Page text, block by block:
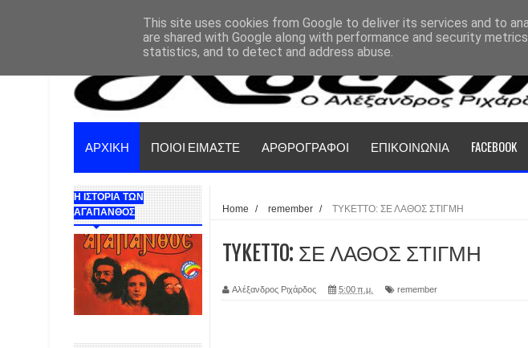
ΑΡΧΙΚΗ ΠΟΙΟΙ ΕΙΜΑΣΤΕ ΑΡΘΡΟΓΡΑΦΟΙ ΕΠΙΚΟΙΝΩΝΙΑ FACEBOOK
Η ΙΣΤΟΡΙΑ ΤΩΝ
ΑΓΑΠΑΝΘΟΣ
Home / remember / TYKETTO: ΣΕ ΛΑΘΟΣ ΣΤΙΓΜΗ
TYKETTO: ΣΕ ΛΑΘΟΣ ΣΤΙΓΜΗ
Αλέξανδρος Ριχάρδος 5:00 π.μ. remember
This site uses cookies from Google to deliver its services and to
are shared with Google along with performance and security
statistics, and to detect and address abuse.